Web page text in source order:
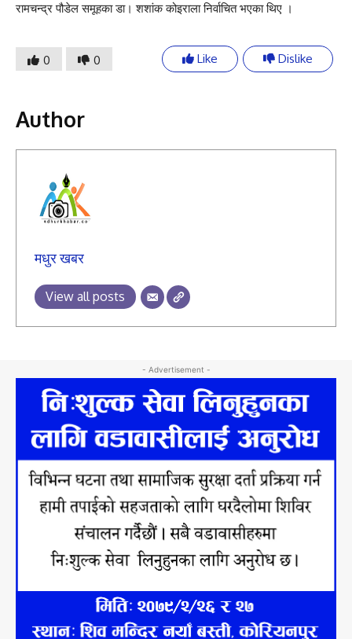
रामचन्द्र पौडेल समूहका डा। शशांक कोइराला निर्वाचित भएका थिए ।
0 0 Like Dislike
Author
मधुर खबर
View all posts
- Advertisement -